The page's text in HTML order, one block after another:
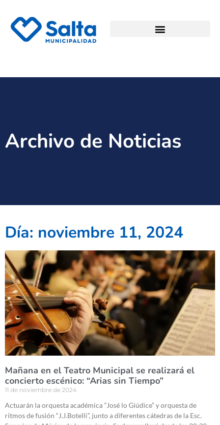
Archivo de Noticias
Día: noviembre 11, 2024
Mañana en el Teatro Municipal se realizará el
concierto escénico: “Arias sin Tiempo”
11 de noviembre de 2024
Actuarán la orquesta académica ”José lo Giúdice” y orquesta de
ritmos de fusión “J.J.Botelli”, junto a diferentes cátedras de la Esc.